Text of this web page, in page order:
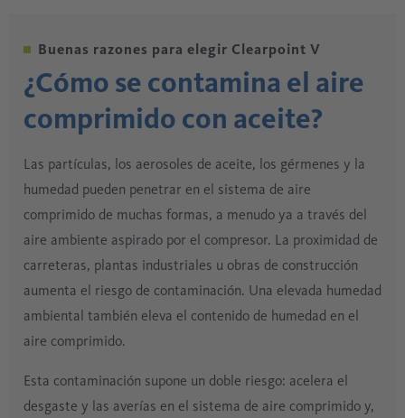
Buenas razones para elegir Clearpoint V
¿Cómo se contamina el aire
comprimido con aceite?
Las partículas, los aerosoles de aceite, los gérmenes y la
humedad pueden penetrar en el sistema de aire
comprimido de muchas formas, a menudo ya a través del
aire ambiente aspirado por el compresor. La proximidad de
carreteras, plantas industriales u obras de construcción
aumenta el riesgo de contaminación. Una elevada humedad
ambiental también eleva el contenido de humedad en el
aire comprimido.
Esta contaminación supone un doble riesgo: acelera el
desgaste y las averías en el sistema de aire comprimido y,